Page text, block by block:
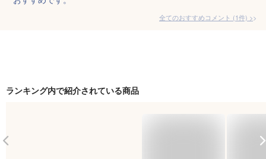
全てのおすすめコメント (1件) >
ランキング内で紹介されている商品